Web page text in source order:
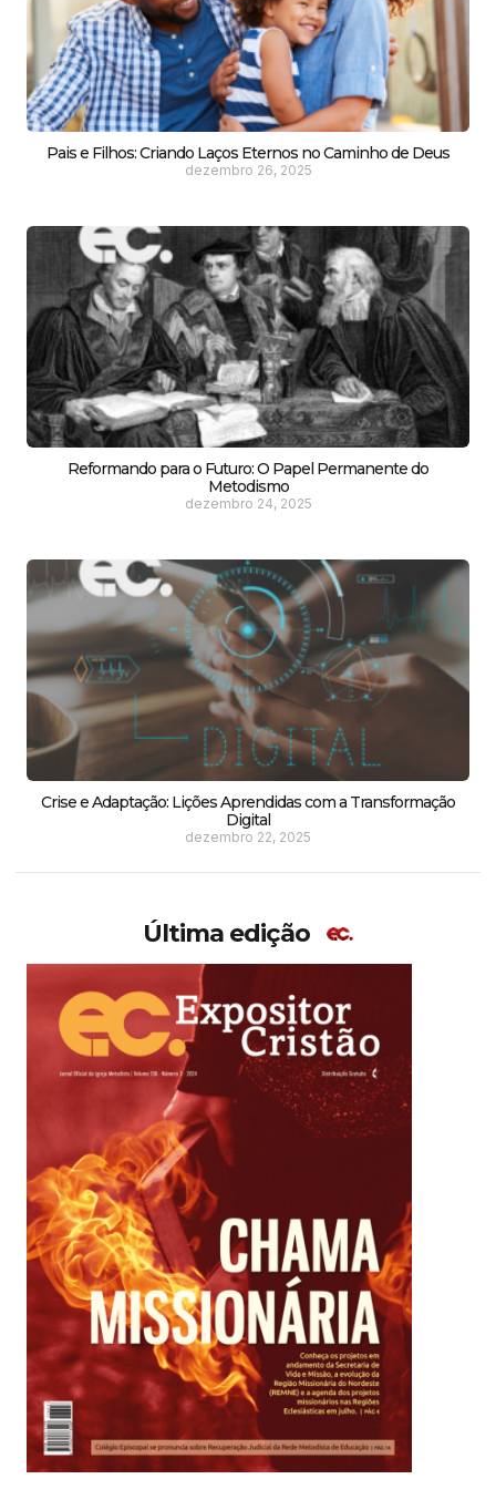
Pais e Filhos: Criando Laços Eternos no Caminho de Deus
dezembro 26, 2025
Reformando para o Futuro: O Papel Permanente do
Metodismo
dezembro 24, 2025
Crise e Adaptação: Lições Aprendidas com a Transformação
Digital
dezembro 22, 2025
Última edição